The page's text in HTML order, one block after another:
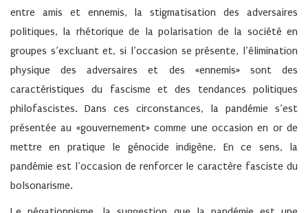
entre amis et ennemis, la stigmatisation des adversaires
politiques, la rhétorique de la polarisation de la société en
groupes s’excluant et, si l’occasion se présente, l’élimination
physique des adversaires et des «ennemis» sont des
caractéristiques du fascisme et des tendances politiques
philofascistes. Dans ces circonstances, la pandémie s’est
présentée au «gouvernement» comme une occasion en or de
mettre en pratique le génocide indigène. En ce sens, la
pandémie est l’occasion de renforcer le caractère fasciste du
bolsonarisme.